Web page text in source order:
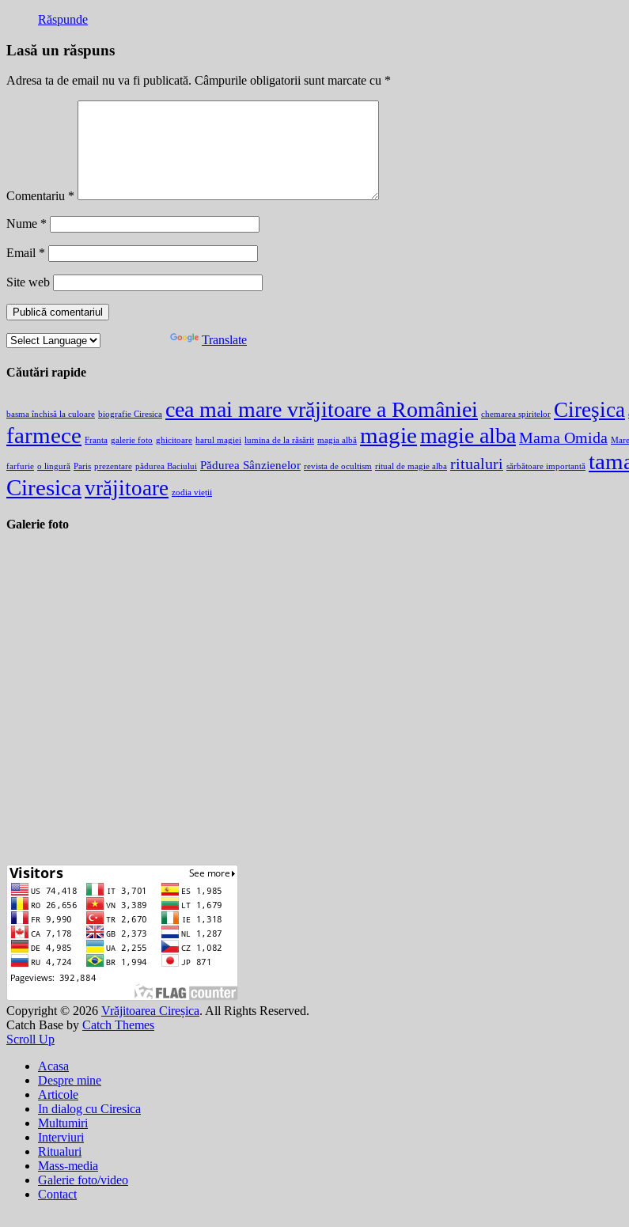
Răspunde
Lasă un răspuns
Adresa ta de email nu va fi publicată. Câmpurile obligatorii sunt marcate cu *
Comentariu *
Nume *
Email *
Site web
Translate
Căutări rapide
basma închisă la culoare biografie Ciresica cea mai mare vrăjitoare a României chemarea spiritelor Cireşica
farmece Franta galerie foto ghicitoare harul magiei lumina de la răsărit magia albă magiemagie alba Mama Omida
farfurie o lingură Paris prezentare pădurea Baciului Pădurea Sânzienelor revista de ocultism ritual de magie alba ritualuri sărbătoare importantă
Ciresica vrăjitoare zodia vieții
Galerie foto
Copyright © 2026 Vrăjitoarea Cireșica. All Rights Reserved.
Catch Base by Catch Themes
Scroll Up
Acasa
Despre mine
Articole
In dialog cu Ciresica
Multumiri
Interviuri
Ritualuri
Mass-media
Galerie foto/video
Contact